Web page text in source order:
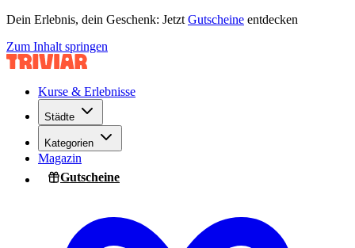
Dein Erlebnis, dein Geschenk: Jetzt Gutscheine entdecken
Zum Inhalt springen
Kurse & Erlebnisse
Städte
Kategorien
Magazin
Gutscheine